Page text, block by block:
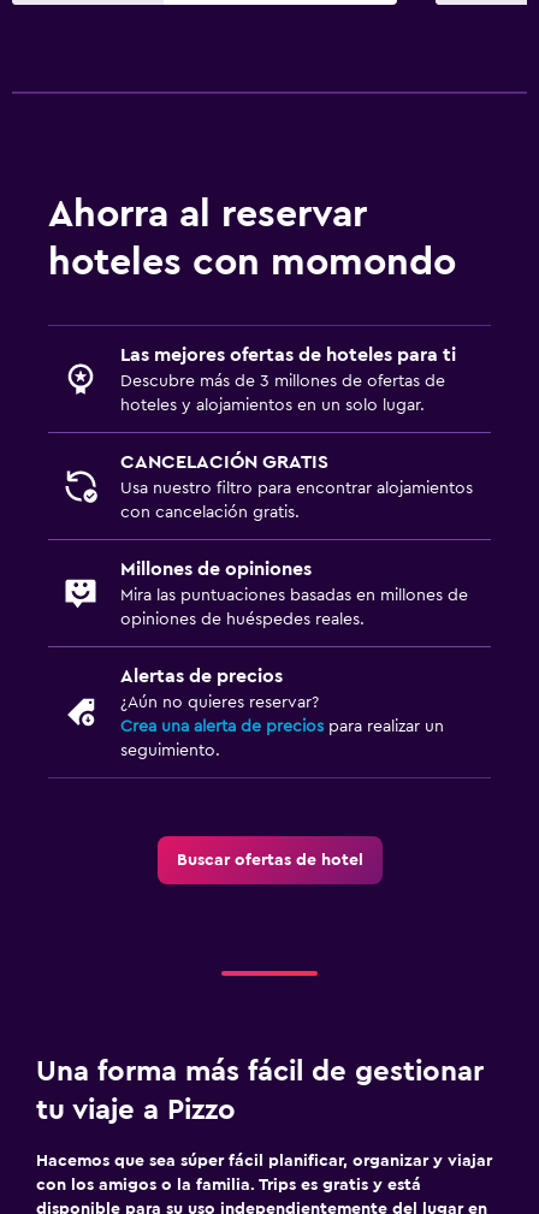
Ahorra al reservar
hoteles con momondo
Las mejores ofertas de hoteles para ti
Descubre más de 3 millones de ofertas de
hoteles y alojamientos en un solo lugar.
CANCELACIÓN GRATIS
Usa nuestro filtro para encontrar alojamientos
con cancelación gratis.
Millones de opiniones
Mira las puntuaciones basadas en millones de
opiniones de huéspedes reales.
Alertas de precios
¿Aún no quieres reservar?
Crea una alerta de precios para realizar un
seguimiento.
Buscar ofertas de hotel
Una forma más fácil de gestionar
tu viaje a Pizzo
Hacemos que sea súper fácil planificar, organizar y viajar
con los amigos o la familia. Trips es gratis y está
disponible para su uso independientemente del lugar en